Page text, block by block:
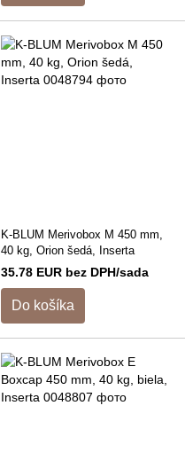
K-BLUM Merivobox M 450 mm,
40 kg, Orion šedá, Inserta
35.78 EUR bez DPH/sada
Do košíka